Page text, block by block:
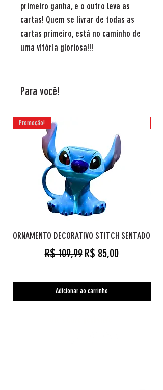
primeiro ganha, e o outro leva as
cartas! Quem se livrar de todas as
cartas primeiro, está no caminho de
uma vitória gloriosa!!!
Para você!
Promoção!
ORNAMENTO DECORATIVO STITCH SENTADO
Preço normal
R$ 109,99 Preço promocional
R$ 85,00
Adicionar ao carrinho